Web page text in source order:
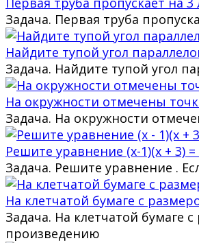
Задача. Первая труба
Найдите тупой угол
Задача. Найдите тупой угол
На окружности отмечены
Задача. На окружности
Решите уравнение (x-1)(x + 3)
Задача. Решите уравнение .
На клетчатой бумаге с
Задача. На клетчатой бумаге
произведению